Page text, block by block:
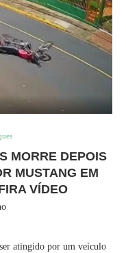
MORRE DEPOIS
MUSTANG EM
VÍDEO
atingido por um veículo